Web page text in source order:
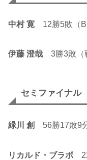
中村 寛 12勝5敗（
伊藤 澄哉 3勝3敗（
セミファイナ
緑川 創 56勝17敗9
リカルド・ブラボ